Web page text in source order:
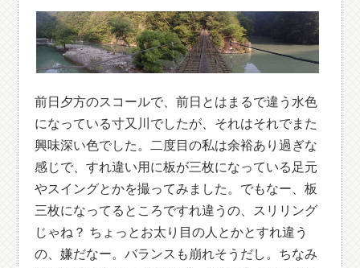
前日夕方のスコールで、前日とはまるで違う水色
になっている寸又川でしたが、それはそれでまた
興味深い色でした。二度目の私は余裕あり過ぎな
感じで、すれ違い用に板が三枚になっている足元
やスイングとかを撮ってみました。でもなー、板
三枚になってるところですれ違うの、スリリング
じゃね？ ちょっとお太り目の人とかとすれ違う
の、嫌だなー。バランスも崩れそうだし。ちなみ